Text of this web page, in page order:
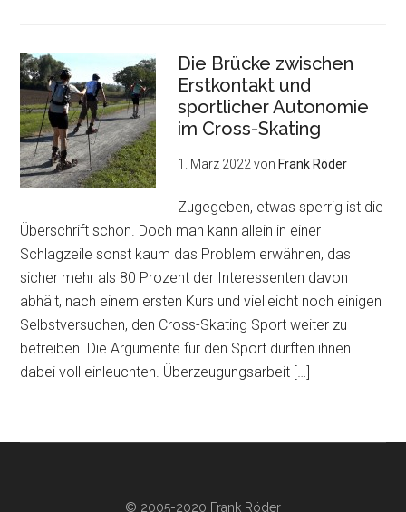
Die Brücke zwischen
Erstkontakt und
sportlicher Autonomie
im Cross-Skating
1. März 2022von Frank Röder
Zugegeben, etwas sperrig ist die
Überschrift schon. Doch man kann allein in einer
Schlagzeile sonst kaum das Problem erwähnen, das
sicher mehr als 80 Prozent der Interessenten davon
abhält, nach einem ersten Kurs und vielleicht noch einigen
Selbstversuchen, den Cross-Skating Sport weiter zu
betreiben. Die Argumente für den Sport dürften ihnen
dabei voll einleuchten. Überzeugungsarbeit […]
© 2005-2020 Frank Röder